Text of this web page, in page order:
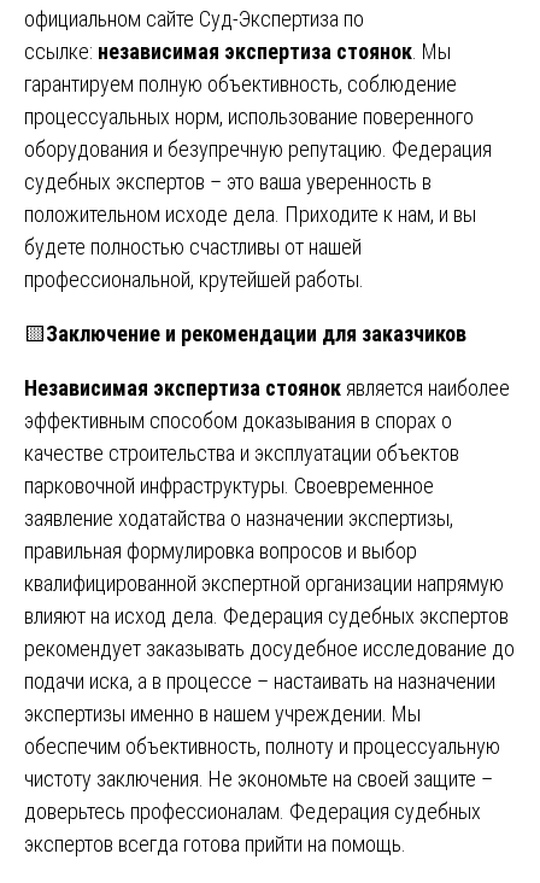
официальном сайте Суд-Экспертиза по
ссылке: независимая экспертиза стоянок Мы
гарантируем полную объективность, соблюдение
процессуальных норм, использование поверенного
оборудования и безупречную репутацию. Федерация
судебных экспертов – это ваша уверенность в
положительном исходе дела. Приходите к нам, и вы
будете полностью счастливы от нашей
профессиональной, крутейшей работы.
🟨Заключение и рекомендации для заказчиков
Независимая экспертиза стоянок является наиболее
эффективным способом доказывания в спорах о
качестве строительства и эксплуатации объектов
парковочной инфраструктуры. Своевременное
заявление ходатайства о назначении экспертизы,
правильная формулировка вопросов и выбор
квалифицированной экспертной организации напрямую
влияют на исход дела. Федерация судебных экспертов
рекомендует заказывать досудебное исследование до
подачи иска, а в процессе – настаивать на назначении
экспертизы именно в нашем учреждении. Мы
обеспечим объективность, полноту и процессуальную
чистоту заключения. Не экономьте на своей защите –
доверьтесь профессионалам. Федерация судебных
экспертов всегда готова прийти на помощь.